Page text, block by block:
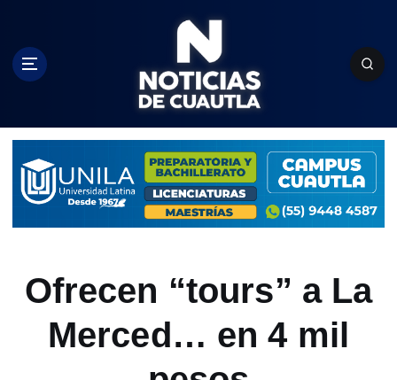
c
Ofrecen “tours” a La
Merced… en 4 mil